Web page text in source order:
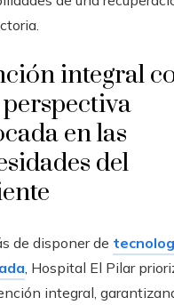
integral
en las
del
de disponer de
, Hospital El Pilar
integral,